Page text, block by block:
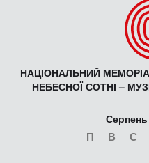
НАЦІОНАЛЬНИЙ
НЕБЕСНОЇ СОТНІ –
П В С